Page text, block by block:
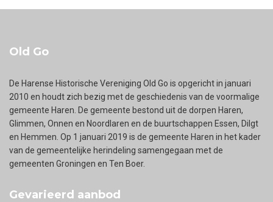
Old Go
De Harense Historische Vereniging Old Go is opgericht in januari
2010 en houdt zich bezig met de geschiedenis van de voormalige
gemeente Haren. De gemeente bestond uit de dorpen Haren,
Glimmen, Onnen en Noordlaren en de buurtschappen Essen, Dilgt
en Hemmen. Op 1 januari 2019 is de gemeente Haren in het kader
van de gemeentelijke herindeling samengegaan met de
gemeenten Groningen en Ten Boer.
Gevarieerd aanbod